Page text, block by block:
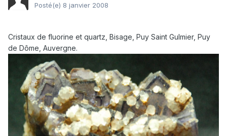
Posté(e) 8 janvier 2008
Cristaux de fluorine et quartz, Bisage, Puy Saint Gulmier, Puy
de Dôme, Auvergne.